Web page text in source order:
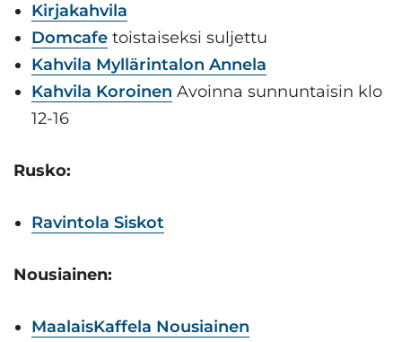
Kirjakahvila
Domcafe toistaiseksi suljettu
Kahvila Myllärintalon Annela
Kahvila Koroinen Avoinna sunnuntaisin klo
12-16
Rusko:
Ravintola Siskot
Nousiainen:
MaalaisKaffela Nousiainen